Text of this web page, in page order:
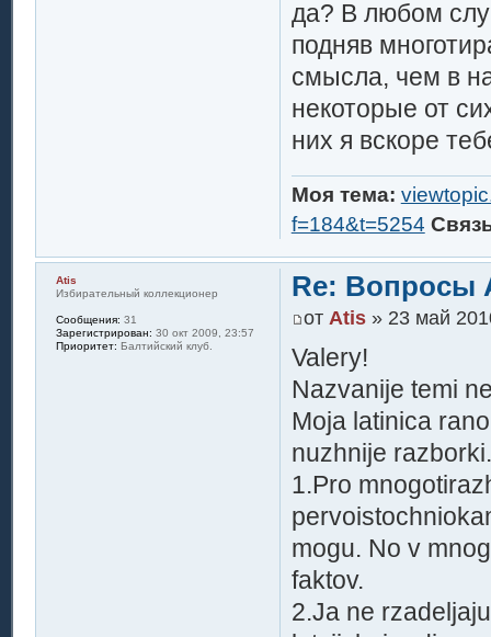
да? В любом
подняв
смысла, чем в
некоторые от
них я вскоре
Моя тема:
f=184&t=5254
Re: Вопросы
от Atis» 23 май
Valery!
Nazvanije temi
Moja latinica
nuzhnije razborki.
1.Pro
mogu. No v
faktov.
2.Ja ne
Atis
Избирательный коллекционер
Сообщения: 31
Зарегистрирован: 30 окт 2009, 23:57
Приоритет: Балтийский клуб.